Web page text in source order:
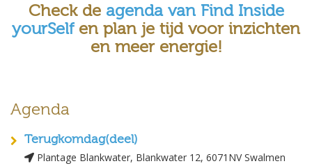
Check de agenda van Find Inside
yourSelfen plan je tijd voor inzichten
en meer energie!
Agenda
Terugkomdag(deel)
Plantage Blankwater, Blankwater 12, 6071NV Swalmen